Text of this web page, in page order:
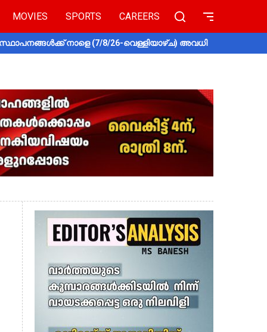
MOVIES SPORTS CAREERS
നാളെ (7/8/26-വെള്ളിയാഴ്ച) അവധി